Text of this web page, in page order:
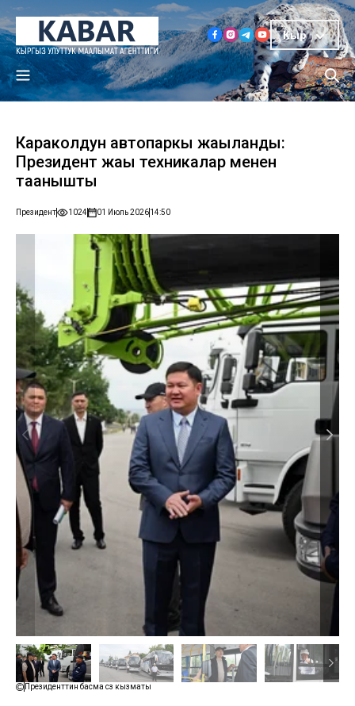
Кыр
Караколдун автопаркы жаңыланды:
Президент жаңы техникалар менен
таанышты
Президент 1024 01 Июль 202614:50
Президенттин басма сөз кызматы